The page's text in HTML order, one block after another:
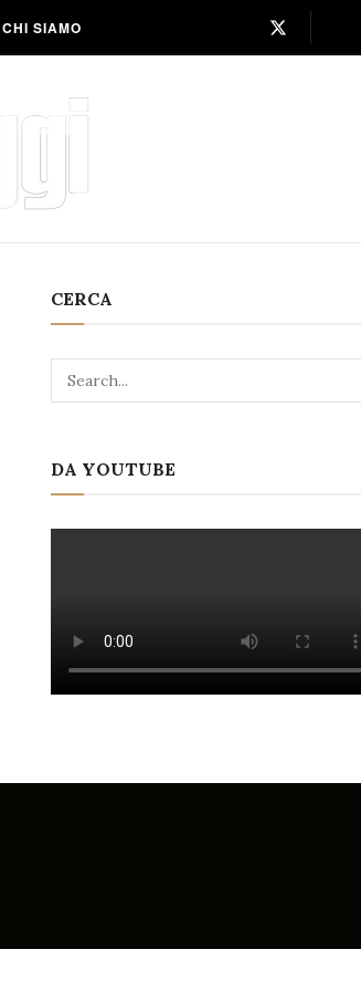
CHI SIAMO
CERCA
DA YOUTUBE